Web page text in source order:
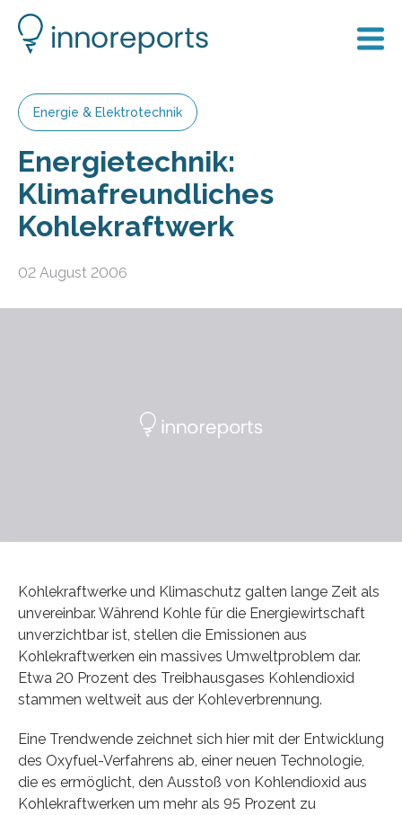
Energie & Elektrotechnik
Energietechnik:
Klimafreundliches
Kohlekraftwerk
02 August 2006
Kohlekraftwerke und Klimaschutz galten lange Zeit als
unvereinbar. Während Kohle für die Energiewirtschaft
unverzichtbar ist, stellen die Emissionen aus
Kohlekraftwerken ein massives Umweltproblem dar.
Etwa 20 Prozent des Treibhausgases Kohlendioxid
stammen weltweit aus der Kohleverbrennung.
Eine Trendwende zeichnet sich hier mit der Entwicklung
des Oxyfuel-Verfahrens ab, einer neuen Technologie,
die es ermöglicht, den Ausstoß von Kohlendioxid aus
Kohlekraftwerken um mehr als 95 Prozent zu